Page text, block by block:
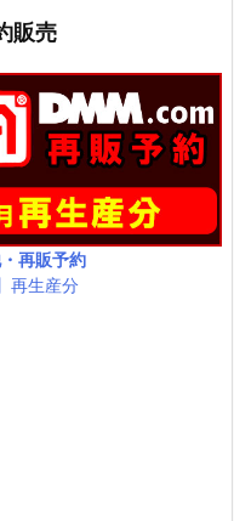
販売
再販予約
再生産分